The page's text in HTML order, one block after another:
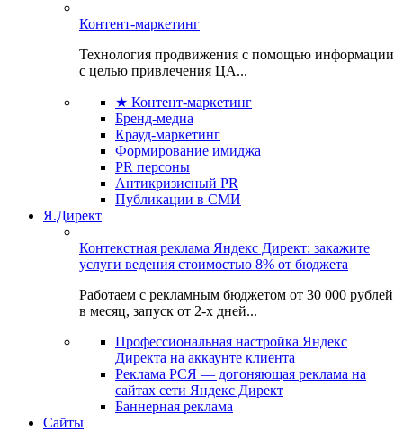
Контент-маркетинг
Технология продвижения с помощью информации
с целью привлечения ЦА...
★ Контент-маркетинг
Бренд-медиа
Крауд-маркетинг
Формирование имиджа
PR персоны
Антикризисный PR
Публикации в СМИ
Я.Директ
Контекстная реклама Яндекс Директ: закажите
услуги ведения стоимостью 8% от бюджета
Работаем с рекламным бюджетом от 30 000 рублей
в месяц, запуск от 2-х дней...
Профессиональная настройка Яндекс
Директа на аккаунте клиента
Реклама РСЯ — догоняющая реклама на
сайтах сети Яндекс Директ
Баннерная реклама
Сайты